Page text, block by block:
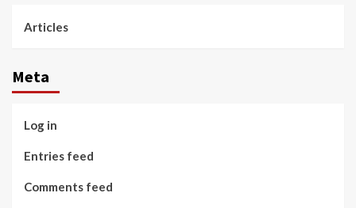
Articles
Meta
Log in
Entries feed
Comments feed